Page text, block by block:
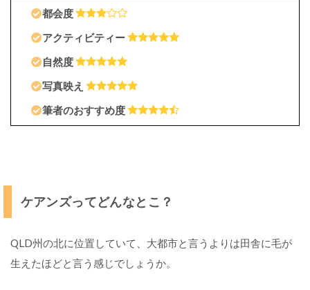
都会度
アクティビティー
自然度
写真映え
筆者のおすすめ度
ケアンズってどんなとこ？
QLD州の北に位置していて、大都市と言うよりは田舎に毛が
生えたほどと言う感じでしょうか。